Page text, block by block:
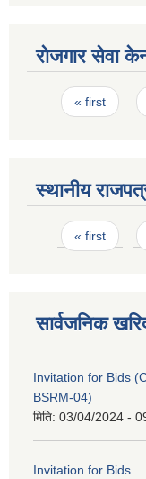
रोजगार सेवा
Pages
« first
स्थानीय
Pages
« first
सार्वजनिक
Invitation for Bids
BSRM-04)
मिति: 03/04/2024 -
Invitation for Bids